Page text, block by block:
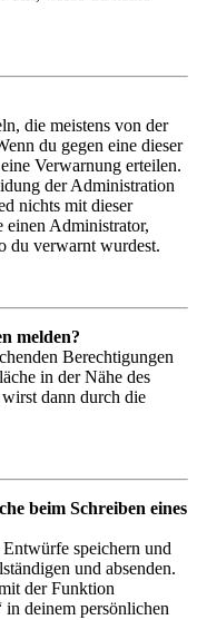
die meistens von der
du gegen eine dieser
Verwarnung erteilen.
der Administration
nichts mit dieser
einen Administrator,
du verwarnt wurdest.
melden?
Berechtigungen
in der Nähe des
dann durch die
beim Schreiben eines
speichern und
und absenden.
der Funktion
deinem persönlichen